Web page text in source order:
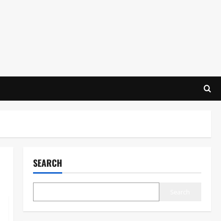
SEARCH